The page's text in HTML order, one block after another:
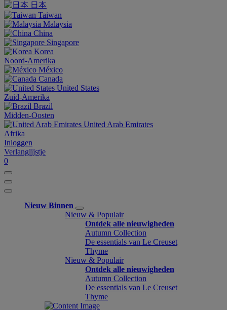
日本
Taiwan
Malaysia
China
Singapore
Korea
Noord-Amerika
México
Canada
United States
Zuid-Amerika
Brazil
Midden-Oosten
United Arab Emirates
Afrika
Inloggen
Verlanglijstje
0
Nieuw Binnen
Nieuw & Populair
Ontdek alle nieuwigheden
Autumn Collection
De essentials van Le Creuset
Thyme
Nieuw & Populair
Ontdek alle nieuwigheden
Autumn Collection
De essentials van Le Creuset
Thyme